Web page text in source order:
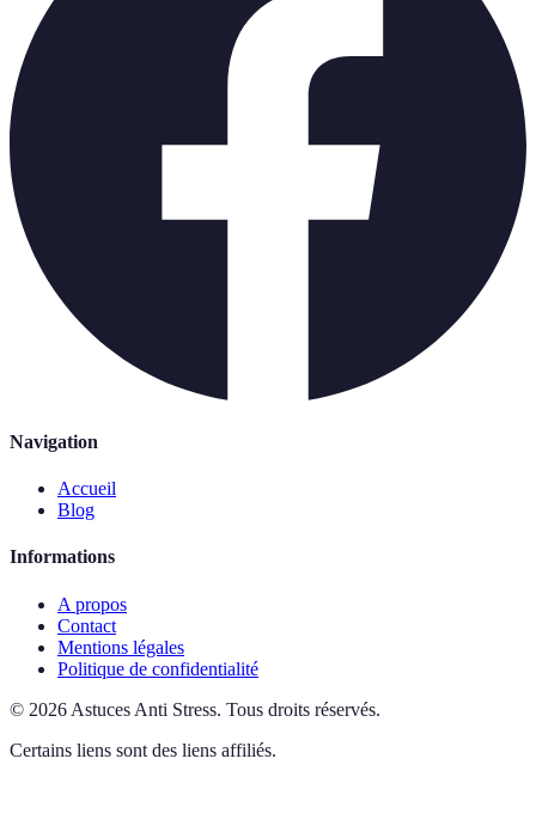
Navigation
Accueil
Blog
Informations
A propos
Contact
Mentions légales
Politique de confidentialité
© 2026 Astuces Anti Stress. Tous droits réservés.
Certains liens sont des liens affiliés.